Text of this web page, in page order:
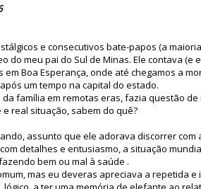
e consecutivos bate-papos (a
do meu pai do Sul de Minas. Ele contava (e
Boa Esperança, onde até chegamos a
um tempo na capital do estado.
família em remotas eras, fazia questão
real situação, sabem do quê?
assunto que ele adorava discorrer com
detalhes e entusiasmo, a situação
bem ou mal à saúde .
mas eu deveras apreciava a repetida